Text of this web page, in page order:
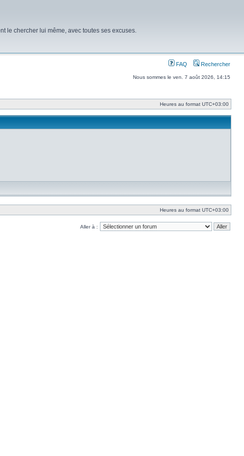
le chercher lui même, avec toutes ses excuses.
FAQ Rechercher
Nous sommes le ven. 7 août 2026, 14:15
Heures au format UTC+03:00
Heures au format UTC+03:00
Aller à :